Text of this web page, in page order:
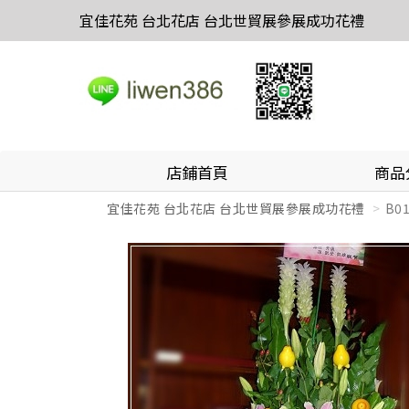
宜佳花苑 台北花店 台北世貿展參展成功花禮
店鋪首頁 商
宜佳花苑 台北花店 台北世貿展參展成功花禮